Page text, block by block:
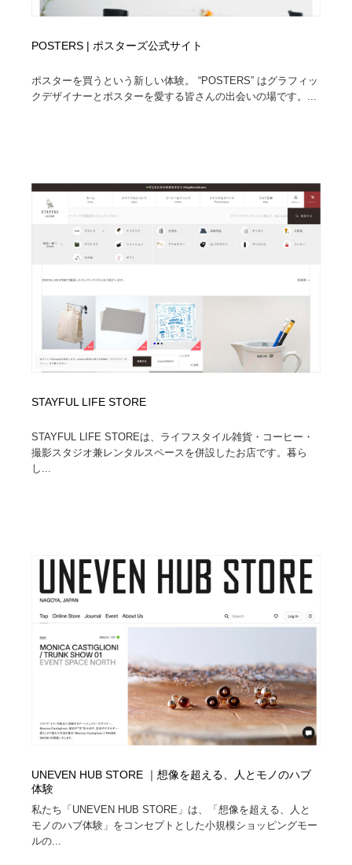
POSTERS | ポスターズ公式サイト
ポスターを買うという新しい体験。 “POSTERS” はグラフィッ
クデザイナーとポスターを愛する皆さんの出会いの場です。...
STAYFUL LIFE STORE
STAYFUL LIFE STOREは、ライフスタイル雑貨・コーヒー・
撮影スタジオ兼レンタルスペースを併設したお店です。暮ら
し...
UNEVEN HUB STORE ｜想像を超える、人とモノのハブ
体験
私たち「UNEVEN HUB STORE」は、「想像を超える、人と
モノのハブ体験」をコンセプトとした小規模ショッピングモー
ルの...